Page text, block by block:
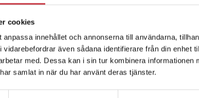
cookies
innehållet och annonserna till användarna,
även sådana identifierare från din enhet
med. Dessa kan i sin tur kombinera informationen
samlat in när du har använt deras tjänster.